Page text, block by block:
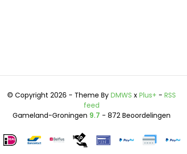
© Copyright 2026 - Theme ByDMWS xPlus+ -RSS
feed
Gameland-Groningen 9.7 - 872 Beoordelingen